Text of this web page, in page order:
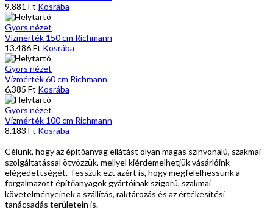
9.881 Ft Kosrába
Gyors nézet
Vízmérték 150 cm Richmann
13.486Ft Kosrába
Gyors nézet
Vízmérték 60 cm Richmann
6.385 Ft Kosrába
Gyors nézet
Vízmérték 100 cm Richmann
8.183 Ft Kosrába
Célunk, hogy az építőanyag ellátást olyan magas színvonalú, szakmai
szolgáltatással ötvözzük, mellyel kiérdemelhetjük vásárlóink
elégedettségét. Tesszük ezt azért is, hogy megfelelhessünk a
forgalmazott építőanyagok gyártóinak szigorú, szakmai
követelményeinek a szállítás, raktározás és az értékesítési
tanácsadás területein is.